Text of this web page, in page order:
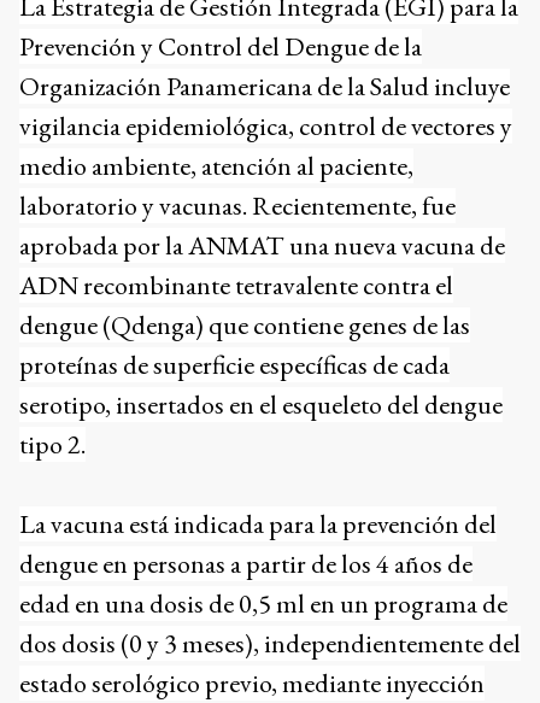
Prevención y Control del Dengue de la
Organización Panamericana de la Salud incluye
vigilancia epidemiológica, control de vectores y
medio ambiente, atención al paciente,
laboratorio y vacunas. Recientemente, fue
aprobada por la ANMAT una nueva vacuna de
ADN recombinante tetravalente contra el
dengue (Qdenga) que contiene genes de las
proteínas de superficie específicas de cada
serotipo, insertados en el esqueleto del dengue
tipo 2.
La vacuna está indicada para la prevención del
dengue en personas a partir de los 4 años de
edad en una dosis de 0,5 ml en un programa de
dos dosis (0 y 3 meses), independientemente del
estado serológico previo, mediante inyección